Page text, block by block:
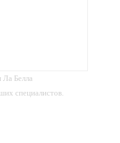
Ла Белла
специалистов.